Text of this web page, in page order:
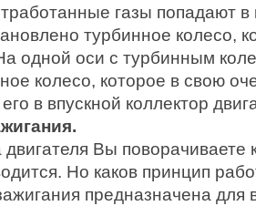
газы попадают в
турбинное колесо,
одной оси с турбинным
колесо, которое в свою
в впускной коллектор
двигателя Вы поворачиваете
Но каков принцип
предназначена для